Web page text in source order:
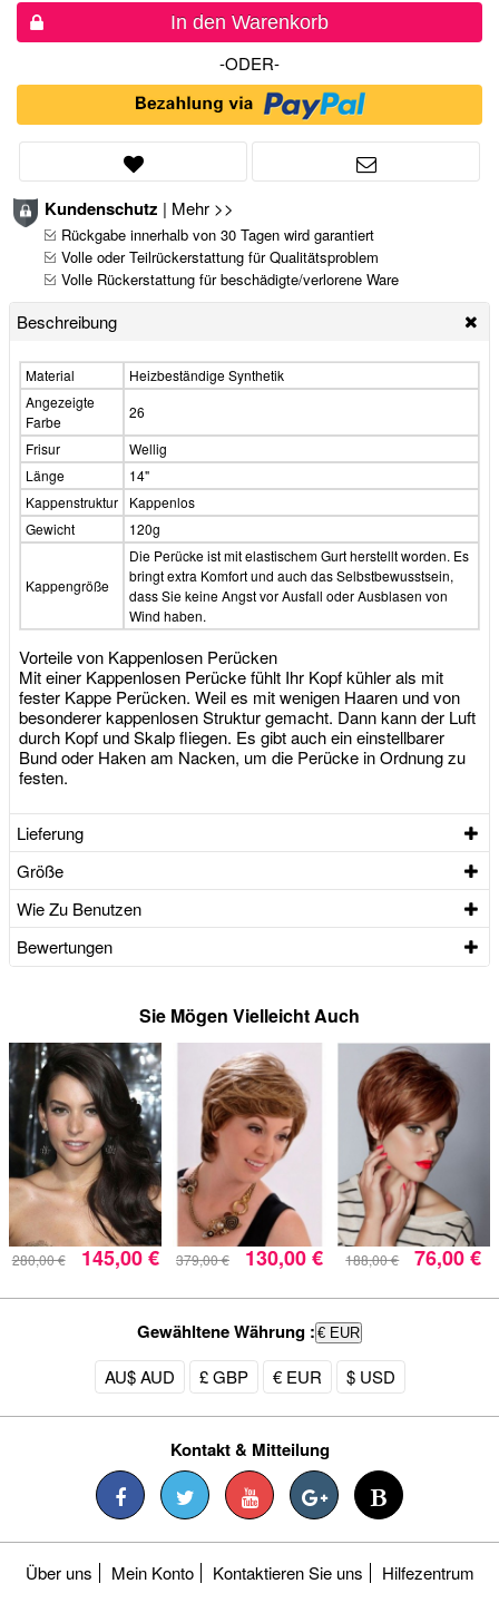
In den Warenkorb
-ODER-
Kundenschutz | Mehr >>
Rückgabe innerhalb von 30 Tagen wird garantiert
Volle oder Teilrückerstattung für Qualitätsproblem
Volle Rückerstattung für beschädigte/verlorene Ware
Beschreibung
Material
Heizbeständige Synthetik
Angezeigte
Farbe
26
Frisur
Wellig
Länge
14"
Kappenstruktur
Kappenlos
Gewicht
120g
Kappengröße
Die Perücke ist mit elastischem Gurt herstellt worden. Es
bringt extra Komfort und auch das Selbstbewusstsein,
dass Sie keine Angst vor Ausfall oder Ausblasen von
Wind haben.
Vorteile von Kappenlosen Perücken
Mit einer Kappenlosen Perücke fühlt Ihr Kopf kühler als mit
fester Kappe Perücken. Weil es mit wenigen Haaren und von
besonderer kappenlosen Struktur gemacht. Dann kann der Luft
durch Kopf und Skalp fliegen. Es gibt auch ein einstellbarer
Bund oder Haken am Nacken, um die Perücke in Ordnung zu
festen.
Lieferung
Größe
Wie Zu Benutzen
Bewertungen
Sie Mögen Vielleicht Auch
280,00 € 145,00 € 379,00 € 130,00 € 188,00 € 76,00 €
Gewähltene Währung : € EUR
AU$ AUD £ GBP € EUR $ USD
Kontakt & Mitteilung
Über uns Mein Konto Kontaktieren Sie uns Hilfezentrum